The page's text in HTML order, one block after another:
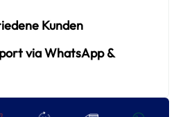
Kunden
via WhatsApp &